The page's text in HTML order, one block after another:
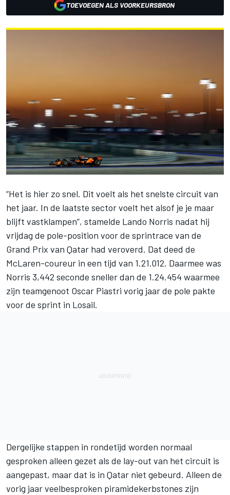
TOEVOEGEN ALS VOORKEURSBRON
“Het is hier zo snel. Dit voelt als het snelste circuit van
het jaar. In de laatste sector voelt het alsof je je maar
blijft vastklampen”, stamelde Lando Norris nadat hij
vrijdag de pole-position voor de sprintrace van de
Grand Prix van Qatar had veroverd. Dat deed de
McLaren-coureur in een tijd van 1.21.012. Daarmee was
Norris 3,442 seconde sneller dan de 1.24.454 waarmee
zijn teamgenoot Oscar Piastri vorig jaar de pole pakte
voor de sprint in Losail.
Dergelijke stappen in rondetijd worden normaal
gesproken alleen gezet als de lay-out van het circuit is
aangepast, maar dat is in Qatar niet gebeurd. Alleen de
vorig jaar veelbesproken piramidekerbstones zijn